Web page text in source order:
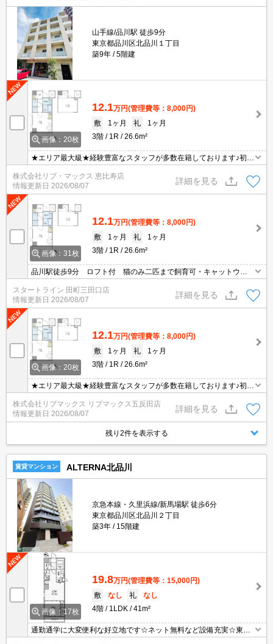
山手線/品川駅 徒歩9分
東京都品川区北品川１丁目
築9年
5階建
画像：20枚
12.1万円(管理費等：8,000円)
敷
1ヶ月 礼
1ヶ月
3階
1R 26.6m²
★エリア最大級★経験豊富なスタッフが多数在籍しております♪初期
費用クレジット支払可能！オンライン内覧・オンライン契約等弊社
に一度も来店せずとも問題ありません♪弊社ではネットに掲載されて
いる物件は全てご紹介可能になりますので気になる物件は全て申し
付けください★ペット飼育可能（猫のみ・２匹まで。猫以外は飼育
不可）★
株式会社リブ・マックス 恵比寿店
情報更新日 2026/08/07
詳細を見る
画像：31枚
12.1万円(管理費等：8,000円)
敷
1ヶ月 礼
1ヶ月
3階
1R 26.6m²
品川駅徒歩9分 ロフト付 猫のみ二匹まで飼育可・キャットウォ
ーク付 追焚バス 独立洗面台 角部屋
スタートライン 田町三田口店
情報更新日 2026/08/07
詳細を見る
画像：20枚
12.1万円(管理費等：8,000円)
敷
1ヶ月 礼
1ヶ月
3階
1R 26.6m²
★エリア最大級★経験豊富なスタッフが多数在籍しております♪初期
費用クレジット支払可能！オンライン内覧・オンライン契約等弊社
に一度も来店せずとも問題ありません♪弊社ではネットに掲載されて
いる物件は全てご紹介可能になりますので気になる物件は全て申し
付けください★ペット飼育可能（猫のみ・２匹まで。猫以外は飼育
株式会社リブマックス リブマックス五反田店
情報更新日 2026/08/07
詳細を見る
残り2件を表示する
賃貸マンション ALTERNA北品川
京急本線・久里浜線/新馬場駅 徒歩6分
東京都品川区北品川２丁目
築3年
15階建
画像：17枚
19.8万円(管理費等：15,000円)
敷
なし 礼
なし
4階
1LDK 41m²
通勤通学に大変便利な好立地です☆ネット無料など設備充実☆東向
き角部屋です☆ お問合せ物件のほかにもネット非掲載や空き予定な